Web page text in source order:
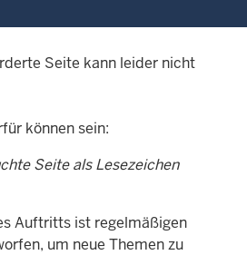
Seite kann leider nicht
können sein:
Seite als Lesezeichen
Auftritts ist regelmäßigen
um neue Themen zu